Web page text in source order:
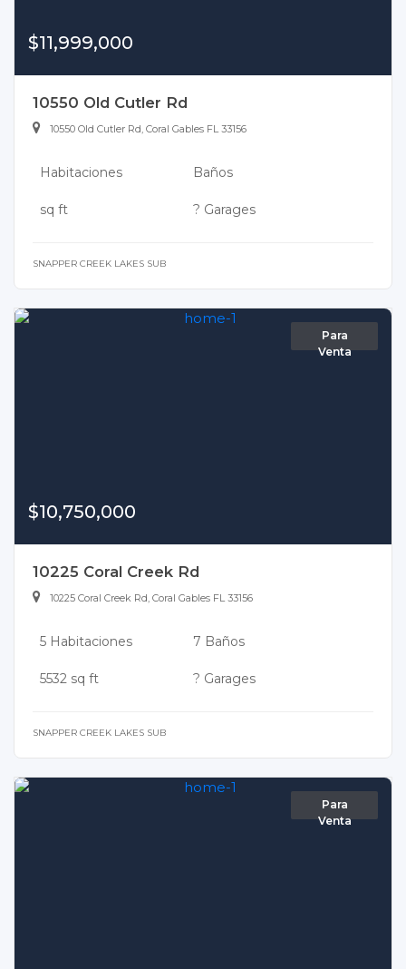
$11,999,000
10550 Old Cutler Rd
10550 Old Cutler Rd, Coral Gables FL 33156
Habitaciones Baños
sq ft ? Garages
SNAPPER CREEK LAKES SUB
Para
Venta
$10,750,000
10225 Coral Creek Rd
10225 Coral Creek Rd, Coral Gables FL 33156
5 Habitaciones 7 Baños
5532 sq ft ? Garages
SNAPPER CREEK LAKES SUB
Para
Venta